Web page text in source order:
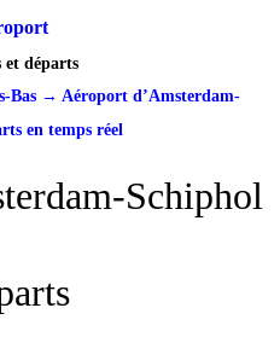
et départs
Bas→ Aéroport d’Amsterdam-
en temps réel
Schiphol